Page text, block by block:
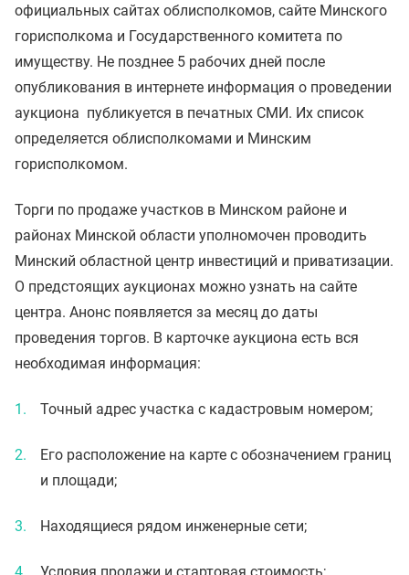
официальных сайтах облисполкомов, сайте Минского
горисполкома и Государственного комитета по
имуществу. Не позднее 5 рабочих дней после
опубликования в интернете информация о проведении
аукциона публикуется в печатных СМИ. Их список
определяется облисполкомами и Минским
горисполкомом.
Торги по продаже участков в Минском районе и
районах Минской области уполномочен проводить
Минский областной центр инвестиций и приватизации.
О предстоящих аукционах можно узнать на сайте
центра. Анонс появляется за месяц до даты
проведения торгов. В карточке аукциона есть вся
необходимая информация:
Точный адрес участка с кадастровым номером;
Его расположение на карте с обозначением границ
и площади;
Находящиеся рядом инженерные сети;